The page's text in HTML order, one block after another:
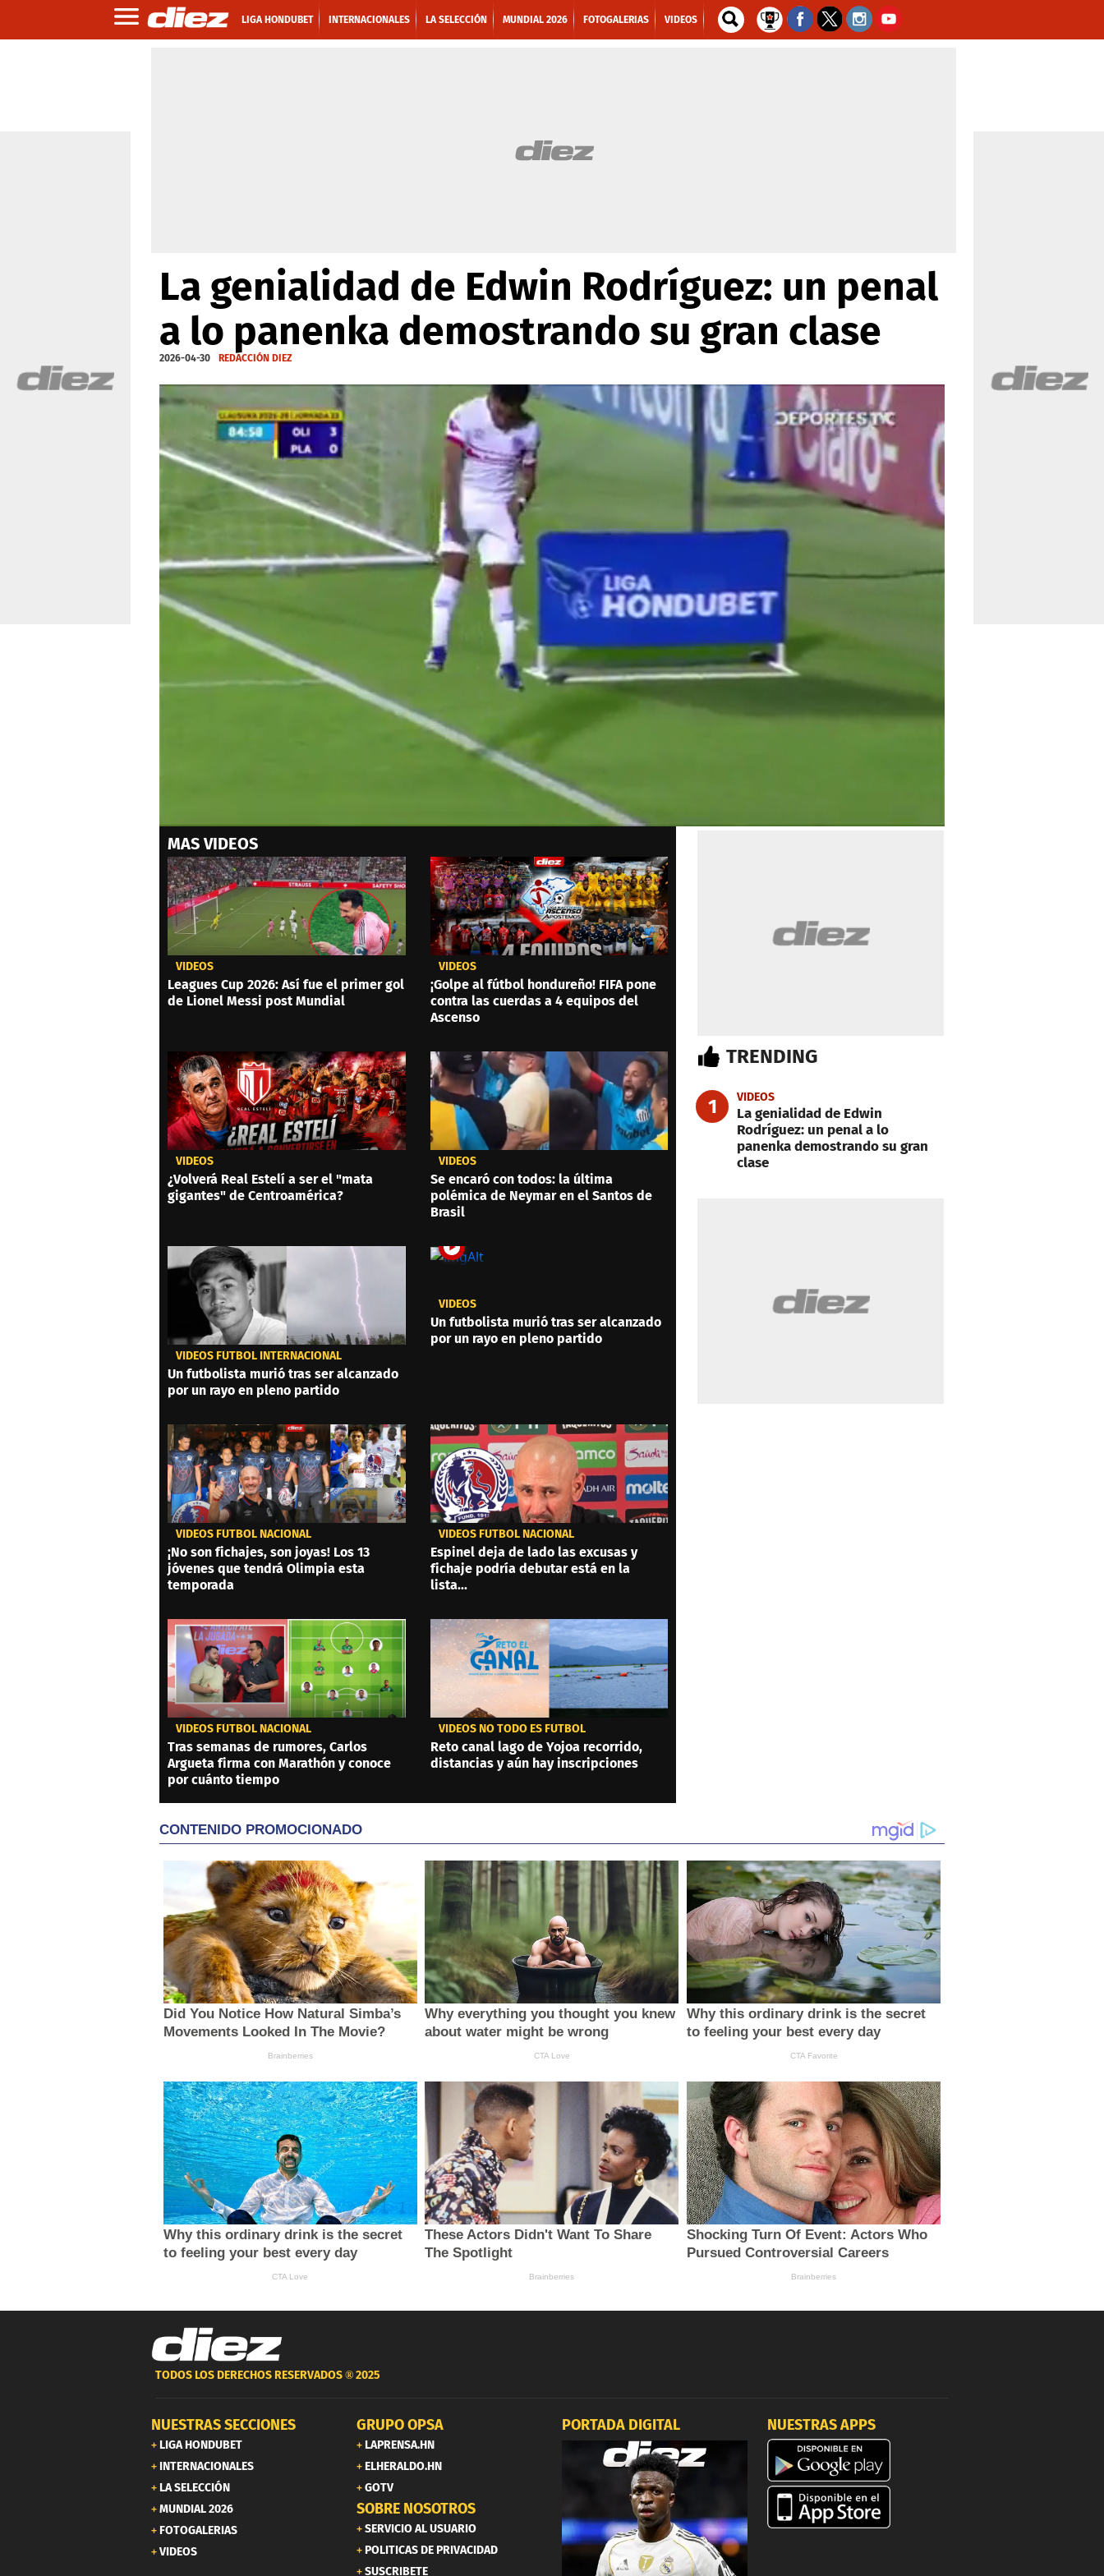
LIGA HONDUBET INTERNACIONALES LA SELECCIÓN MUNDIAL 2026 FOTOGALERIAS VIDEOS
La genialidad de Edwin Rodríguez: un penal
a lo panenka demostrando su gran clase
2026-04-30 REDACCIÓN DIEZ
of
minute,
30
secondsVolume
0%
MAS VIDEOS
VIDEOS
Leagues Cup 2026: Así fue el primer gol
de Lionel Messi post Mundial
VIDEOS
¡Golpe al fútbol hondureño! FIFA pone
contra las cuerdas a 4 equipos del
Ascenso
VIDEOS
¿Volverá Real Estelí a ser el "mata
gigantes" de Centroamérica?
VIDEOS
Se encaró con todos: la última
polémica de Neymar en el Santos de
Brasil
VIDEOS FÚTBOL INTERNACIONAL
Un futbolista murió tras ser alcanzado
por un rayo en pleno partido
VIDEOS
Un futbolista murió tras ser alcanzado
por un rayo en pleno partido
VIDEOS FÚTBOL NACIONAL
¡No son fichajes, son joyas! Los 13
jóvenes que tendrá Olimpia esta
temporada
VIDEOS FÚTBOL NACIONAL
Espinel deja de lado las excusas y
fichaje podría debutar está en la
lista...
VIDEOS FÚTBOL NACIONAL
Tras semanas de rumores, Carlos
Argueta firma con Marathón y conoce
por cuánto tiempo
VIDEOS NO TODO ES FÚTBOL
Reto canal lago de Yojoa recorrido,
distancias y aún hay inscripciones
TRENDING
1 VIDEOS
La genialidad de Edwin
Rodríguez: un penal a lo
panenka demostrando su gran
clase
TODOS LOS DERECHOS RESERVADOS ®2025
NUESTRAS SECCIONES
LIGA HONDUBET
INTERNACIONALES
LA SELECCIÓN
MUNDIAL 2026
FOTOGALERIAS
VIDEOS
GRUPO OPSA
LAPRENSA.HN
ELHERALDO.HN
GOTV
SOBRE NOSOTROS
SERVICIO AL USUARIO
POLITICAS DE PRIVACIDAD
SUSCRIBETE
PORTADA DIGITAL NUESTRAS APPS